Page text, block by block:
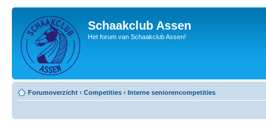
Schaakclub Assen
Het forum van Schaakclub Assen!
Forumoverzicht ‹ Competities ‹ Interne seniorencompetities